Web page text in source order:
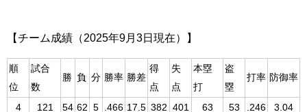
【チーム成績（2025年9月3日現在）】
順
位
試合
数
勝 負 分 勝率 勝差
得
点
失
点
本塁
打
盗
塁
打率 防御率
4 121 54 62 5 .466 17.5 382 401 63 53 .246 3.04